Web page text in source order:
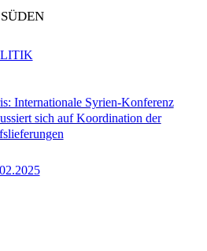
Internationale Syrien-Konferenz
sich auf Koordination der